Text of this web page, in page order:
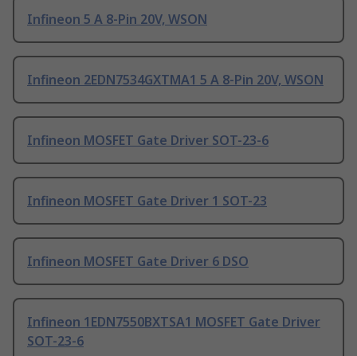
Infineon 5 A 8-Pin 20V, WSON
Infineon 2EDN7534GXTMA1 5 A 8-Pin 20V, WSON
Infineon MOSFET Gate Driver SOT-23-6
Infineon MOSFET Gate Driver 1 SOT-23
Infineon MOSFET Gate Driver 6 DSO
Infineon 1EDN7550BXTSA1 MOSFET Gate Driver
SOT-23-6